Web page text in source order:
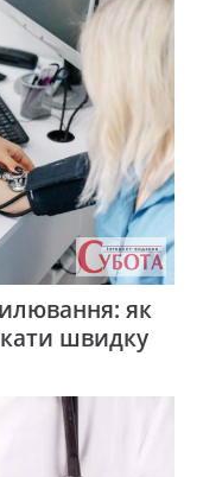
як
швидку